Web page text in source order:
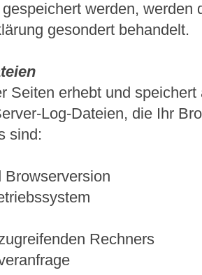
werden, werden
gesondert behandelt.
Seiten erhebt und
Log-Dateien, die Ihr
sind:
Browserversion
Rechners